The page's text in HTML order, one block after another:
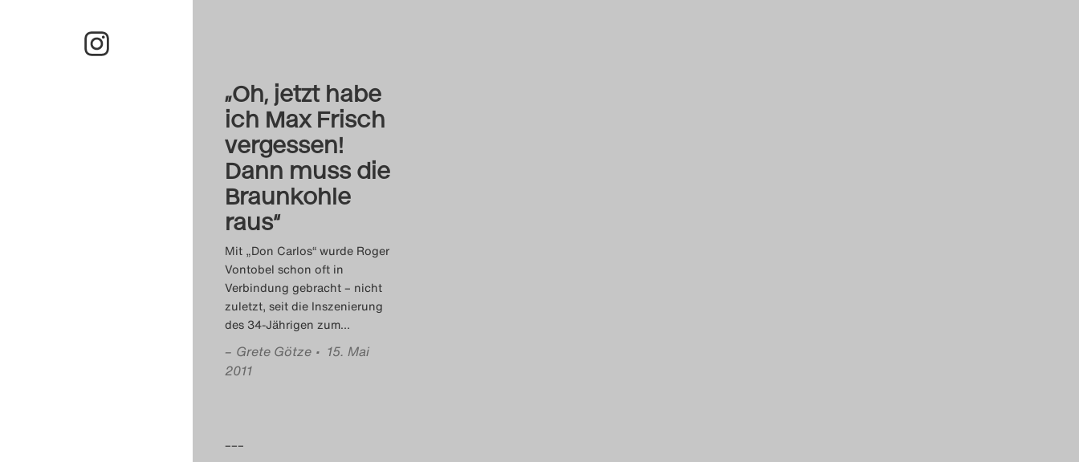
„Oh, jetzt habe
ich Max Frisch
vergessen!
Dann muss die
Braunkohle
raus“
Mit „Don Carlos“ wurde Roger
Vontobel schon oft in
Verbindung gebracht – nicht
zuletzt, seit die Inszenierung
des 34-Jährigen zum…
– Grete Götze • 15. Mai
2011
–––